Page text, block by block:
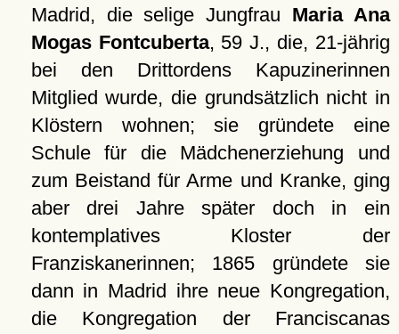
Madrid, die selige Jungfrau Maria Ana
Mogas Fontcuberta, 59 J., die, 21-jährig
bei den Drittordens Kapuzinerinnen
Mitglied wurde, die grundsätzlich nicht in
Klöstern wohnen; sie gründete eine
Schule für die Mädchenerziehung und
zum Beistand für Arme und Kranke, ging
aber drei Jahre später doch in ein
kontemplatives Kloster der
Franziskanerinnen; 1865 gründete sie
dann in Madrid ihre neue Kongregation,
die Kongregation der Franciscanas